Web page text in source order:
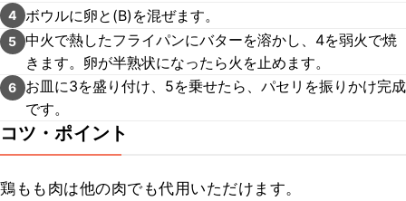
4 ボウルに卵と(B)を混ぜます。
5 中火で熱したフライパンにバターを溶かし、4を弱火で焼
きます。卵が半熟状になったら火を止めます。
6
お皿に3を盛り付け、5を乗せたら、パセリを振りかけ完成
です。
コツ・ポイント
鶏もも肉は他の肉でも代用いただけます。